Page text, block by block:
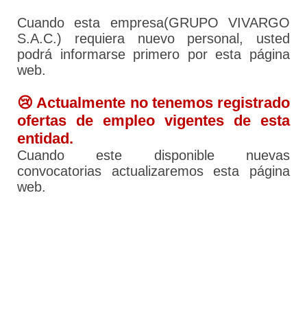
Cuando esta empresa(GRUPO VIVARGO
S.A.C.) requiera nuevo personal, usted
podrá informarse primero por esta página
web.
😢 Actualmente no tenemos registrado
ofertas de empleo vigentes de esta
entidad.
Cuando este disponible nuevas
convocatorias actualizaremos esta página
web.